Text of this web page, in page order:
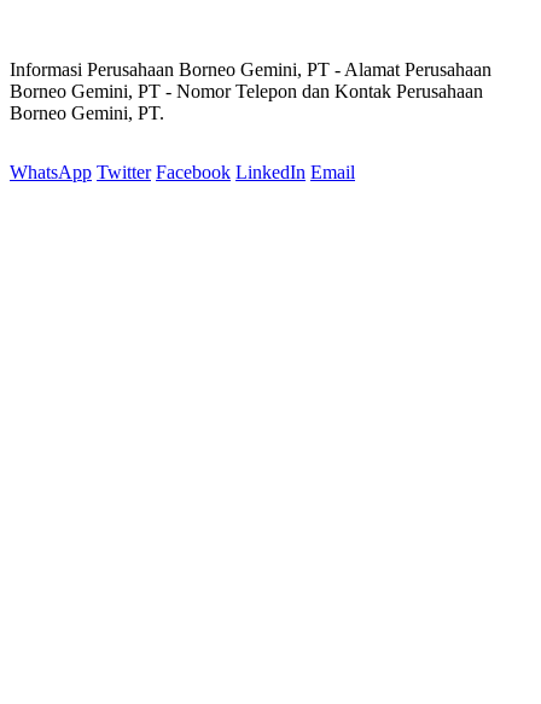
Informasi Perusahaan Borneo Gemini, PT - Alamat Perusahaan
Borneo Gemini, PT - Nomor Telepon dan Kontak Perusahaan
Borneo Gemini, PT.
WhatsApp Twitter Facebook LinkedIn Email